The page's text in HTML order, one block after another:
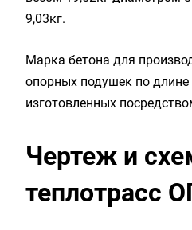
9,03кг.
Марка бетона для
опорных подушек по
изготовленных
Чертеж и
теплотрасс